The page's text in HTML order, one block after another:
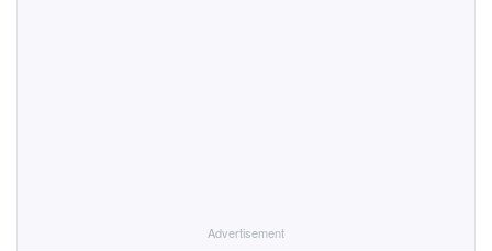
Advertisement